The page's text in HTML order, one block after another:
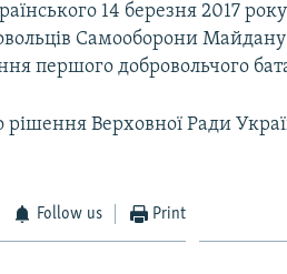
14 березня 2017
Самооборони
першого добровольчого
рішення Верховної Ради
Follow us Print